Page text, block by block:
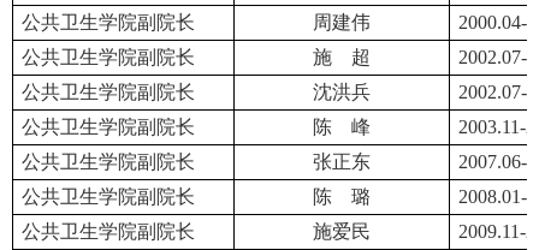
公共卫生学院副院长
周建伟
2000.04-
公共卫生学院副院长
施 超
2002.07-
公共卫生学院副院长
沈洪兵
2002.07-
公共卫生学院副院长
陈 峰
2003.11-
公共卫生学院副院长
张正东
2007.06-
公共卫生学院副院长
陈 璐
2008.01-
公共卫生学院副院长
施爱民
2009.11-